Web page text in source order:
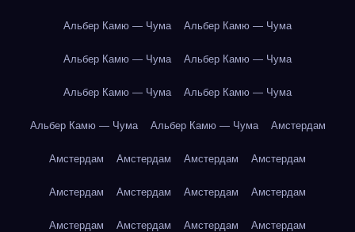
Альбер Камю — Чума Альбер Камю — Чума
Альбер Камю — Чума Альбер Камю — Чума
Альбер Камю — Чума Альбер Камю — Чума
Альбер Камю — Чума Альбер Камю — Чума Амстердам
Амстердам Амстердам Амстердам Амстердам
Амстердам Амстердам Амстердам Амстердам
Амстердам Амстердам Амстердам Амстердам